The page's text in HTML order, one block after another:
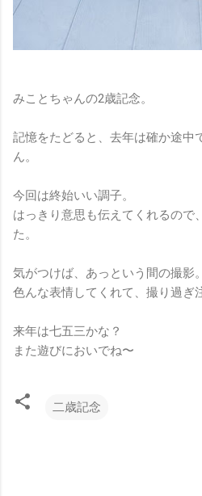
みことちゃんの2歳記念。
記憶をたどると、去年は確か途中
ん。
今回は終始いい調子。
はっきり意思も伝えてくれるので
た。
気がつけば、あっという間の撮影。
色んな表情してくれて、撮り過ぎ
来年は七五三かな？
また遊びにおいでね〜
二歳記念